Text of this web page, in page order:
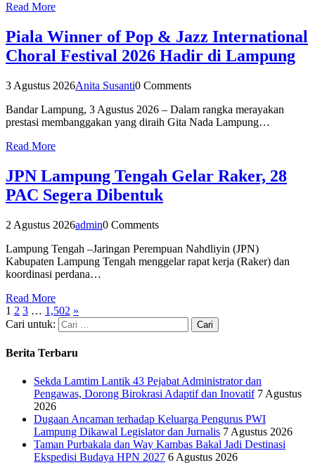
Read More
Piala Winner of Pop & Jazz International
Choral Festival 2026 Hadir di Lampung
3 Agustus 2026Anita Susanti0 Comments
Bandar Lampung, 3 Agustus 2026 – Dalam rangka merayakan
prestasi membanggakan yang diraih Gita Nada Lampung…
Read More
JPN Lampung Tengah Gelar Raker, 28
PAC Segera Dibentuk
2 Agustus 2026admin0 Comments
Lampung Tengah –Jaringan Perempuan Nahdliyin (JPN)
Kabupaten Lampung Tengah menggelar rapat kerja (Raker) dan
koordinasi perdana…
Read More
1 2 3 … 1,502 »
Cari untuk:
Berita Terbaru
Sekda Lamtim Lantik 43 Pejabat Administrator dan
Pengawas, Dorong Birokrasi Adaptif dan Inovatif 7 Agustus
2026
Dugaan Ancaman terhadap Keluarga Pengurus PWI
Lampung Dikawal Legislator dan Jurnalis 7 Agustus 2026
Taman Purbakala dan Way Kambas Bakal Jadi Destinasi
Ekspedisi Budaya HPN 2027 6 Agustus 2026